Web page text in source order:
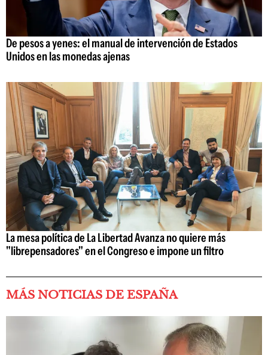
De pesos a yenes: el manual de intervención de Estados
Unidos en las monedas ajenas
La mesa política de La Libertad Avanza no quiere más
"librepensadores" en el Congreso e impone un filtro
MÁS NOTICIAS DE ESPAÑA